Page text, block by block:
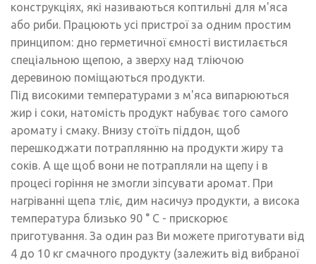
конструкціях, які називаються коптильні для м'яса
або риби. Працюють усі пристрої за одним простим
принципом: дно герметичної ємності вистилається
спеціальною щепою, а зверху над тліючою
деревиною поміщаються продукти.
Під високими температурами з м'яса випарюються
жир і соки, натомість продукт набуває того самого
аромату і смаку. Внизу стоїть піддон, щоб
перешкоджати потраплянню на продукти жиру та
соків. А ще щоб вони не потрапляли на щепу і в
процесі горіння не змогли зіпсувати аромат. При
нагріванні щепа тліє, дим насичуэ продукти, а висока
температура близько 90 ° C - прискорює
приготування. За один раз Ви можете приготувати від
4 до 10 кг смачного продукту (залежить від вибраної